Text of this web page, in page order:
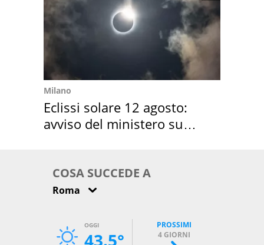
Milano
Eclissi solare 12 agosto:
avviso del ministero su